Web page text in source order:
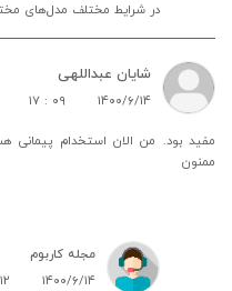
در شرایط مختلف مدل‌های
شایان عبداللهی
۱۴۰۰/۶/۱۴ ۱۷ : ۰۹
مفید بود. من الان استخدام
ممنون
مجله کاربوم
۱۴۰۰/۶/۱۴